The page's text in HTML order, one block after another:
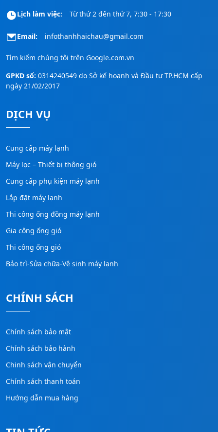
Lịch làm việc: Từ thứ 2 đến thứ 7, 7:30 - 17:30
Email: infothanhhaichau@gmail.com
Tìm kiếm chúng tôi trên Google.com.vn
GPKD số: 0314240549 do Sở kế hoạnh và Đầu tư TP.HCM cấp
ngày 21/02/2017
DỊCH VỤ
Cung cấp máy lạnh
Máy lọc – Thiết bị thông gió
Cung cấp phụ kiện máy lạnh
Lắp đặt máy lạnh
Thi công ống đồng máy lạnh
Gia công ống gió
Thi công ống gió
Bảo trì-Sửa chữa-Vệ sinh máy lạnh
CHÍNH SÁCH
Chính sách bảo mật
Chính sách bảo hành
Chinh sách vận chuyển
Chính sách thanh toán
Hướng dẫn mua hàng